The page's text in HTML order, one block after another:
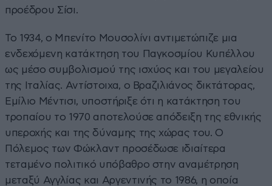
προέδρου Σίσι.
Το 1934, ο Μπενίτο Μουσολίνι αντιμετώπιζε μια
ενδεχόμενη κατάκτηση του Παγκοσμίου Κυπέλλου
ως μέσο συμβολισμού της ισχύος και του μεγαλείου
της Ιταλίας. Αντίστοιχα, ο Βραζιλιάνος δικτάτορας,
Εμίλιο Μέντισι, υποστήριξε ότι η κατάκτηση του
τροπαίου το 1970 αποτελούσε απόδειξη της εθνικής
υπεροχής και της δύναμης της χώρας του. Ο
Πόλεμος των Φώκλαντ προσέδωσε ιδιαίτερα
τεταμένο πολιτικό υπόβαθρο στην αναμέτρηση
μεταξύ Αγγλίας και Αργεντινής το 1986, η οποία